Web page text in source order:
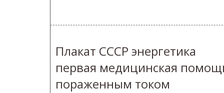
Плакат СССР энергетика
первая медицинская
пораженным током